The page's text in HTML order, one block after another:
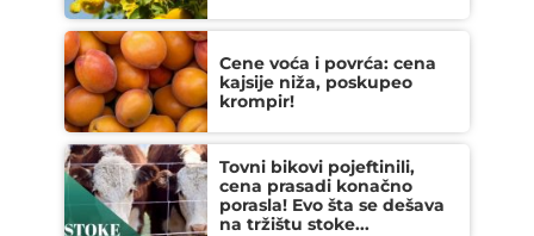
Cene voća i povrća: cena
kajsije niža, poskupeo
krompir!
Tovni bikovi pojeftinili,
cena prasadi konačno
porasla! Evo šta se dešava
na tržištu stoke...